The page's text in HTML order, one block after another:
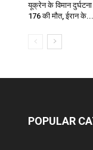
यूक्रेन के विमान
176 की मौत, ईरान के...
POPULAR